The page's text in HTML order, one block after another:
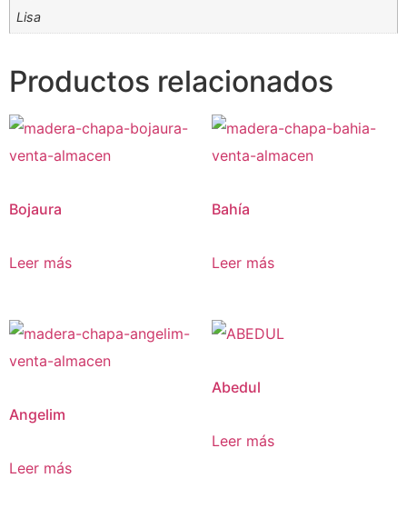
Lisa
Productos relacionados
Bojaura
Leer más
Bahía
Leer más
Angelim
Leer más
Abedul
Leer más